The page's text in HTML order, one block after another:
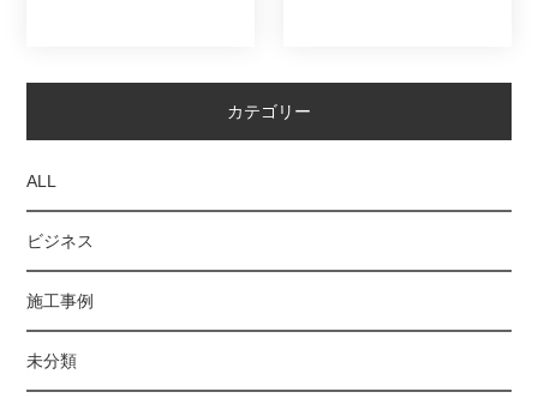
カテゴリー
ALL
ビジネス
施工事例
未分類